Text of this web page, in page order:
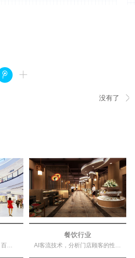

没有了
线下商业综合体，如商场、百货、购物中心，大
餐饮行业
AI客流技术，分析门店顾客的性别、年龄占比，消